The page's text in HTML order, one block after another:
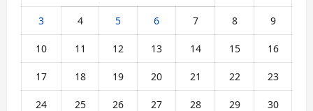
3 4 5 6 7 8 9
10 11 12 13 14 15 16
17 18 19 20 21 22 23
24 25 26 27 28 29 30